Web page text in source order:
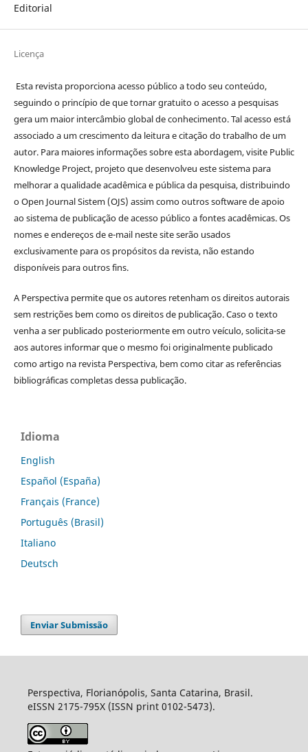
Editorial
Licença
Esta revista proporciona acesso público a todo seu conteúdo,
seguindo o princípio de que tornar gratuito o acesso a pesquisas
gera um maior intercâmbio global de conhecimento. Tal acesso está
associado a um crescimento da leitura e citação do trabalho de um
autor. Para maiores informações sobre esta abordagem, visite Public
Knowledge Project, projeto que desenvolveu este sistema para
melhorar a qualidade acadêmica e pública da pesquisa, distribuindo
o Open Journal Sistem (OJS) assim como outros software de apoio
ao sistema de publicação de acesso público a fontes acadêmicas. Os
nomes e endereços de e-mail neste site serão usados
exclusivamente para os propósitos da revista, não estando
disponíveis para outros fins.
A Perspectiva permite que os autores retenham os direitos autorais
sem restrições bem como os direitos de publicação. Caso o texto
venha a ser publicado posteriormente em outro veículo, solicita-se
aos autores informar que o mesmo foi originalmente publicado
como artigo na revista Perspectiva, bem como citar as referências
bibliográficas completas dessa publicação.
Idioma
English
Español (España)
Français (France)
Português (Brasil)
Italiano
Deutsch
Enviar Submissão
Perspectiva, Florianópolis, Santa Catarina, Brasil.
eISSN 2175-795X (ISSN print 0102-5473).